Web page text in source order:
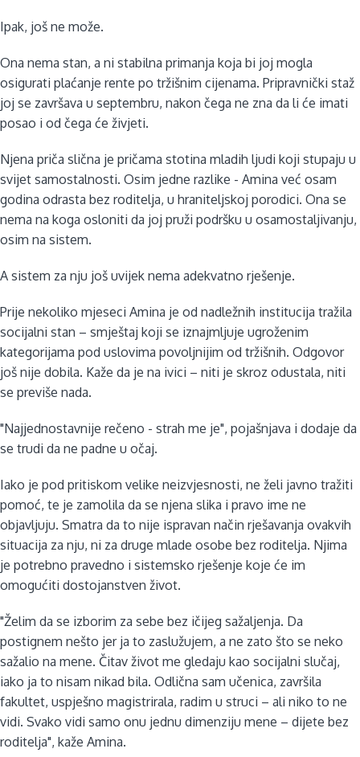
Ipak, još ne može.
Ona nema stan, a ni stabilna primanja koja bi joj mogla
osigurati plaćanje rente po tržišnim cijenama. Pripravnički staž
joj se završava u septembru, nakon čega ne zna da li će imati
posao i od čega će živjeti.
Njena priča slična je pričama stotina mladih ljudi koji stupaju u
svijet samostalnosti. Osim jedne razlike - Amina već osam
godina odrasta bez roditelja, u hraniteljskoj porodici. Ona se
nema na koga osloniti da joj pruži podršku u osamostaljivanju,
osim na sistem.
A sistem za nju još uvijek nema adekvatno rješenje.
Prije nekoliko mjeseci Amina je od nadležnih institucija tražila
socijalni stan – smještaj koji se iznajmljuje ugroženim
kategorijama pod uslovima povoljnijim od tržišnih. Odgovor
još nije dobila. Kaže da je na ivici – niti je skroz odustala, niti
se previše nada.
"Najjednostavnije rečeno - strah me je", pojašnjava i dodaje da
se trudi da ne padne u očaj.
Iako je pod pritiskom velike neizvjesnosti, ne želi javno tražiti
pomoć, te je zamolila da se njena slika i pravo ime ne
objavljuju. Smatra da to nije ispravan način rješavanja ovakvih
situacija za nju, ni za druge mlade osobe bez roditelja. Njima
je potrebno pravedno i sistemsko rješenje koje će im
omogućiti dostojanstven život.
"Želim da se izborim za sebe bez ičijeg sažaljenja. Da
postignem nešto jer ja to zaslužujem, a ne zato što se neko
sažalio na mene. Čitav život me gledaju kao socijalni slučaj,
iako ja to nisam nikad bila. Odlična sam učenica, završila
fakultet, uspješno magistrirala, radim u struci – ali niko to ne
vidi. Svako vidi samo onu jednu dimenziju mene – dijete bez
roditelja", kaže Amina.